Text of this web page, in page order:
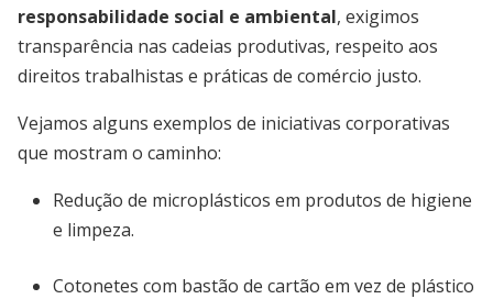
responsabilidade social e ambiental, exigimos
transparência nas cadeias produtivas, respeito aos
direitos trabalhistas e práticas de comércio justo.
Vejamos alguns exemplos de iniciativas corporativas
que mostram o caminho:
Redução de microplásticos em produtos de higiene
e limpeza.
Cotonetes com bastão de cartão em vez de plástico